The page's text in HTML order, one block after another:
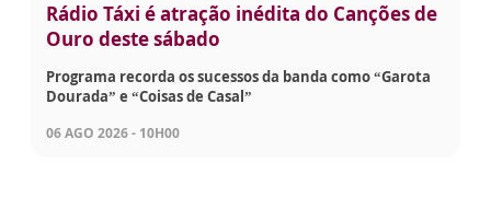
Rádio Táxi é atração inédita do Canções de
Ouro deste sábado
Programa recorda os sucessos da banda como “Garota
Dourada” e “Coisas de Casal”
06 AGO 2026 - 10H00